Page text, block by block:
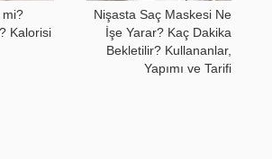
mi?
Kalorisi
Nişasta Saç Maskesi Ne
İşe Yarar? Kaç Dakika
Bekletilir? Kullananlar,
Yapımı ve Tarifi